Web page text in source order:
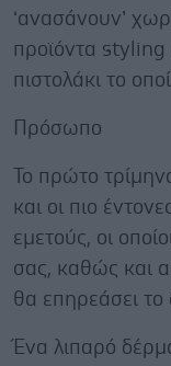
‘ανασάνουν’
προϊόντα styling
πιστολάκι το
Πρόσωπο
Το πρώτο
και οι πιο
εμετούς, οι
σας, καθώς και
θα επηρεάσει
Ένα λιπαρό